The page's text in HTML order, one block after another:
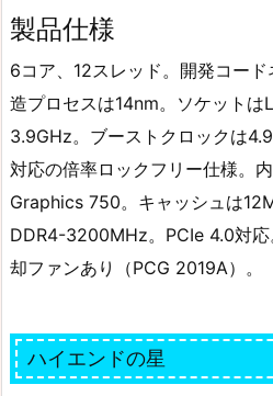
製品仕様
6コア、12スレッド。開発コー
造プロセスは14nm。ソケットは
3.9GHz。ブーストクロックは
対応の倍率ロックフリー仕様。
Graphics 750。キャッシュは
DDR4-3200MHz。PCIe 4.0対
却ファンあり（PCG 2019A）。
ハイエンドの星